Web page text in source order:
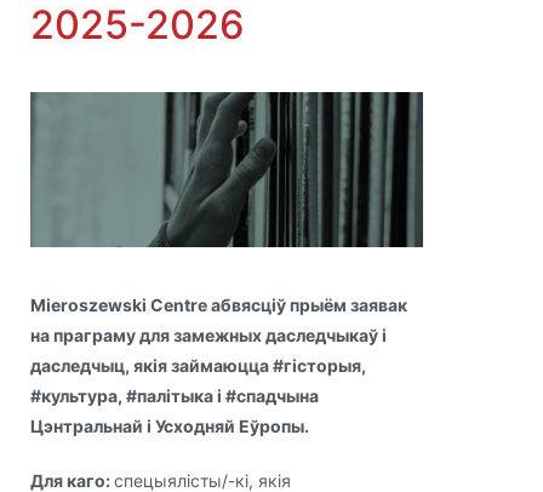
2025-2026
Mieroszewski Centre абвясціў прыём заявак
на праграму для замежных даследчыкаў і
даследчыц, якія займаюцца #гісторыя,
#культура, #палітыка і #спадчына
Цэнтральнай і Усходняй Еўропы.
Для каго:спецыялісты/-кі, якія